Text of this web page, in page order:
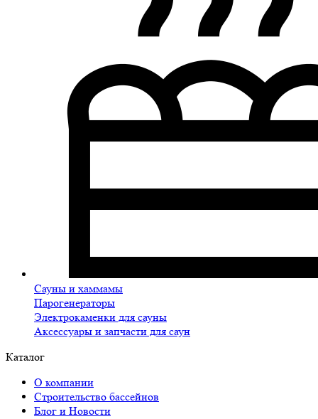
Сауны и хаммамы
Парогенераторы
Электрокаменки для сауны
Аксессуары и запчасти для саун
Каталог
О компании
Строительство бассейнов
Блог и Новости